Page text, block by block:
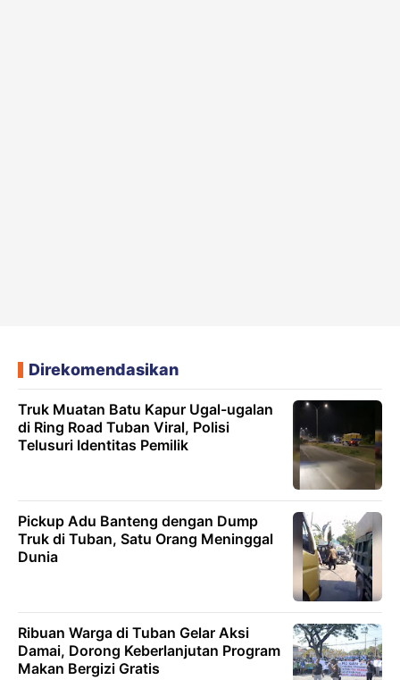
Direkomendasikan
Truk Muatan Batu Kapur Ugal-ugalan
di Ring Road Tuban Viral, Polisi
Telusuri Identitas Pemilik
Pickup Adu Banteng dengan Dump
Truk di Tuban, Satu Orang Meninggal
Dunia
Ribuan Warga di Tuban Gelar Aksi
Damai, Dorong Keberlanjutan Program
Makan Bergizi Gratis